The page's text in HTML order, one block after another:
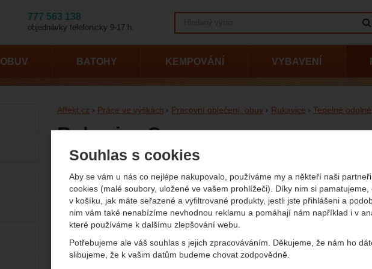
Souhlas s cookies
Aby se vám u nás co nejlépe nakupovalo, používáme my a někteří naši partneři
cookies (malé soubory, uložené ve vašem prohlížeči). Díky nim si pamatujeme,
v košíku, jak máte seřazené a vyfiltrované produkty, jestli jste přihlášeni a
nim vám také nenabízíme nevhodnou reklamu a pomáhají nám například i v
které používáme k dalšímu zlepšování webu.
Potřebujeme ale váš souhlas s jejich zpracováváním. Děkujeme, že nám ho
slibujeme, že k vašim datům budeme chovat zodpovědně.
Affekt.cz Práce ve výškách Pracovní oblečení, obuv Rukavice Tepelně odolné
Rukavice Scaup
Fotografie 1
((1
2-3
OBUV BATOHY KEMPOVÁNÍ VYBAVENÍ
777 563 138
objednávky telefonicky 9-17 h.